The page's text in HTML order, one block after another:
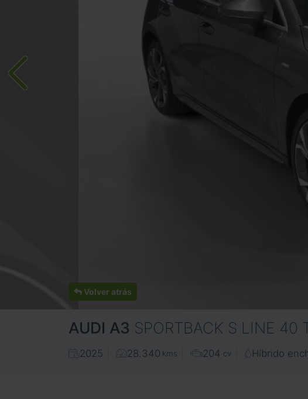
Volver atrás
AUDI A3 SPORTBACK S LINE 40
2025 28.340 kms 204 cv Híbrido